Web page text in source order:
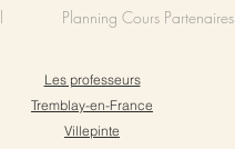
Planning Cours Partenaires
Les professeurs
Tremblay-en-France
Villepinte